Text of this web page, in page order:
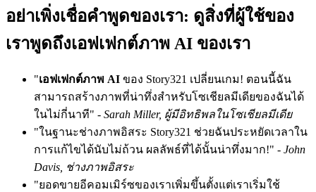
อย่าเพิ่งเชื่อคำพูดของเรา: ดูสิ่งที่ผู้ใช้ของ
เราพูดถึงเอฟเฟกต์ภาพ AI ของเรา
"เอฟเฟกต์ภาพ AI ของ Story321 เปลี่ยนเกม! ตอนนี้ฉัน
สามารถสร้างภาพที่น่าทึ่งสำหรับโซเชียลมีเดียของฉันได้
ในไม่กี่นาที" - Sarah Miller, ผู้มีอิทธิพลในโซเชียลมีเดีย
"ในฐานะช่างภาพอิสระ Story321 ช่วยฉันประหยัดเวลาใน
การแก้ไขได้นับไม่ถ้วน ผลลัพธ์ที่ได้นั้นน่าทึ่งมาก!" - John
Davis, ช่างภาพอิสระ
"ยอดขายอีคอมเมิร์ซของเราเพิ่มขึ้นตั้งแต่เราเริ่มใช้